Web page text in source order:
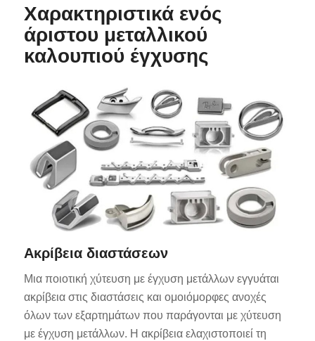
Χαρακτηριστικά ενός
άριστου μεταλλικού
καλουπιού έγχυσης
Ακρίβεια διαστάσεων
Μια ποιοτική χύτευση με έγχυση μετάλλων εγγυάται
ακρίβεια στις διαστάσεις και ομοιόμορφες ανοχές
όλων των εξαρτημάτων που παράγονται με χύτευση
με έγχυση μετάλλων. Η ακρίβεια ελαχιστοποιεί τη